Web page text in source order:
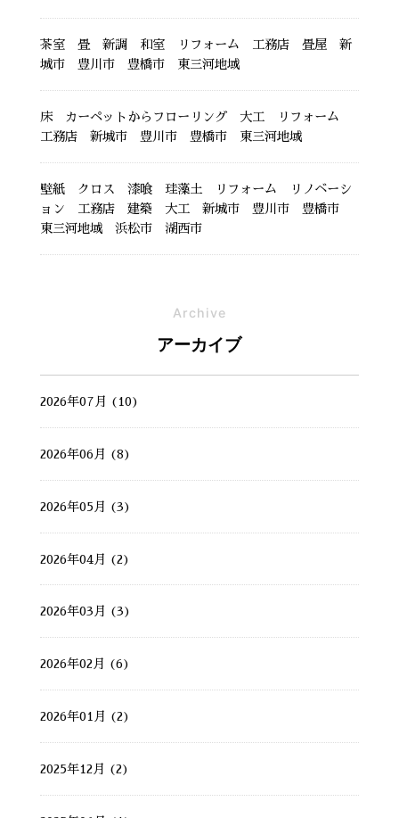
茶室 畳 新調 和室 リフォーム 工務店 畳屋 新
城市 豊川市 豊橋市 東三河地域
床 カーペットからフローリング 大工 リフォーム
工務店 新城市 豊川市 豊橋市 東三河地域
壁紙 クロス 漆喰 珪藻土 リフォーム リノベーシ
ョン 工務店 建築 大工 新城市 豊川市 豊橋市
東三河地域 浜松市 湖西市
Archive
アーカイブ
2026年07月 (10)
2026年06月 (8)
2026年05月 (3)
2026年04月 (2)
2026年03月 (3)
2026年02月 (6)
2026年01月 (2)
2025年12月 (2)